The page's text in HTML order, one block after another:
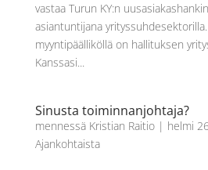
vastaa Turun KY:n
asiantuntijana
myyntipäälliköllä on hallituksen
Kanssasi...
Sinusta toiminnanjohtaja?
mennessä Kristian Raitio| helmi
Ajankohtaista